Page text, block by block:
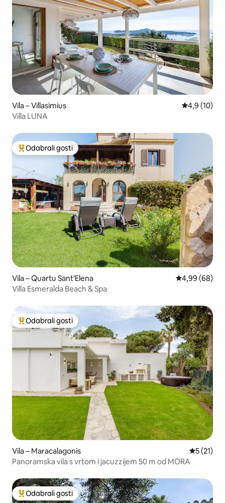
Vila – Villasimius Prosječna
4,9 (10)
Villa LUNA
Među najviše rangiranima s oznakom „Odabrali gosti”
Odabrali gosti
Vila – Quartu Sant'Elena Prosječna
4,99 (68)
Villa Esmeralda Beach & Spa
Među najviše rangiranima s oznakom „Odabrali gosti”
Odabrali gosti
Vila – Maracalagonis Prosječna
5 (21)
Panoramska vila s vrtom i jacuzzijem 50 m od MORA
Među najviše rangiranima s oznakom „Odabrali gosti”
Odabrali gosti